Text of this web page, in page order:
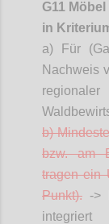
G11
in
a) Für
Nachweis
b)
bzw. am
tragen ein
Punkt). ->
integriert